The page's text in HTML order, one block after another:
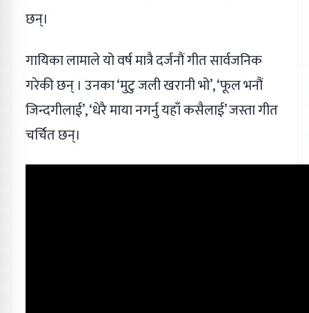
छन्।
गायिका लामाले यो वर्ष मात्रै दर्जनौं गीत सार्वजनिक
गरेकी छन् । उनका ‘मुटु जली खरानी भो’, ‘फूल भनौं
जिन्दगीलाई’, ‘धेरै माया नगर्नु यहाँ कसैलाई’ जस्ता गीत
चर्चित छन्।